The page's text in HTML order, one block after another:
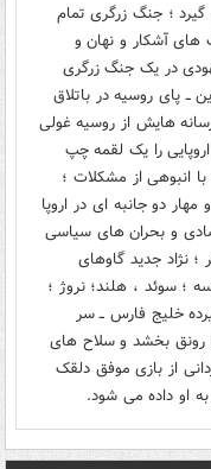
؛ جنگ زرگری تمام
های آشکار و نهان و
در یک جنگ زرگری
ــ پای روسیه در باتلاق
هایش از روسیه غولی
را یک لقمه چپ
انبوهی از مشکلات ؛
دو جانبه ای در اروپا
و بحران های سیاسی
نژاد جدید گاوهای
؛ سوئد ، هلند؛ نروژ ؛
خلیج فارس ــ سر
رونق بخشد و سلاح های
از بازی موفق دلقک
او داده می شود.